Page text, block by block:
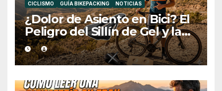
CICLISMO GUÍA BIKEPACKING NOTICIAS
¿Dolor de Asiento en Bici? El
Peligro del Sillín de Gel y la
Medida Ideal